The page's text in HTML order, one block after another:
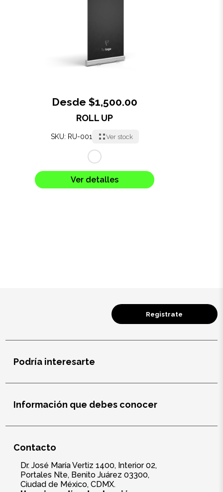
Desde $1,500.00
ROLL UP
SKU: RU-001 Ver stock
Ver detalles
Registrate
Podría interesarte
Información que debes conocer
Contacto
Dr. José María Vertiz 1400, Interior 02,
Portales Nte, Benito Juárez 03300,
Ciudad de México, CDMX.